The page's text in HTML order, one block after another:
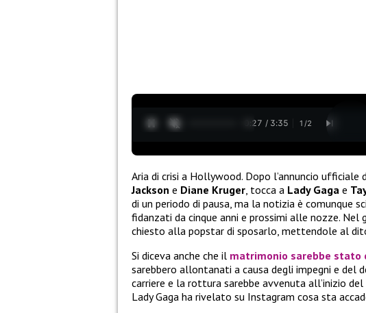
0:28 / 3:35 1 /2
Aria di crisi a Hollywood. Dopo l’annuncio ufficiale
Jackson e Diane Kruger , tocca a Lady Gaga e
di un periodo di pausa, ma la notizia è comunque
fidanzati da cinque anni e prossimi alle nozze.
chiesto alla popstar di sposarlo, mettendole al
Si diceva anche che il matrimonio sarebbe stato
sarebbero allontanati a causa degli impegni e del
carriere e la rottura sarebbe avvenuta all’inizio
Lady Gaga ha rivelato su Instagram cosa sta